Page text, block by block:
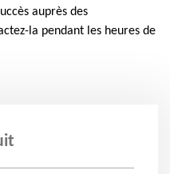
auprès des
la pendant les heures de